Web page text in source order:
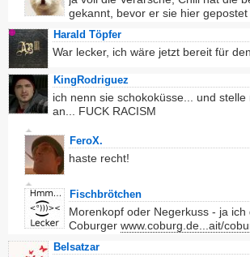
gekannt, bevor er sie hier gepostet
Harald Töpfer
War lecker, ich wäre jetzt bereit für
KingRodriguez
ich nenn sie schokoküsse... und
an... FUCK RACISM
FeroX.
haste recht!
Fischbrötchen
Morenkopf oder Negerkuss - ja
Coburger www.coburg.de...ait/
Belsatzar